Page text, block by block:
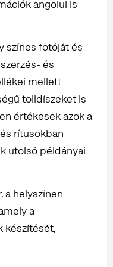
angolul is
színes fotóját és
és
mellett
tolldíszeket is
értékesek azok a
rítusokban
utolsó példányai
a helyszínen
a
készítését,